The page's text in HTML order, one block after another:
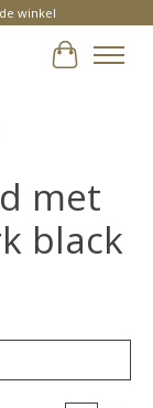
winkel
met
black